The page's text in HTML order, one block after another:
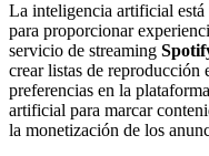
La inteligencia artificial
para proporcionar
servicio de streaming
crear listas de reproducción
preferencias en la
artificial para marcar
la monetización de los